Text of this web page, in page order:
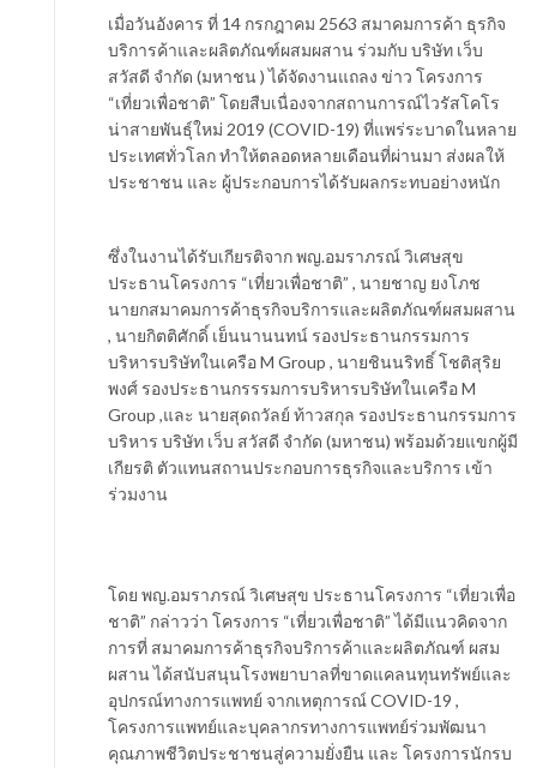
เมื่อวันอังคาร ที่ 14 กรกฎาคม 2563 สมาคมการค้า ธุรกิจ
บริการค้าและผลิตภัณฑ์ผสมผสาน ร่วมกับ บริษัท เว็บ
สวัสดี จำกัด (มหาชน ) ได้จัดงานแถลง ข่าว โครงการ
“เที่ยวเพื่อชาติ” โดยสืบเนื่องจากสถานการณ์ไวรัสโคโร
น่าสายพันธุ์ใหม่ 2019 (COVID-19) ที่แพร่ระบาดในหลาย
ประเทศทั่วโลก ทำให้ตลอดหลายเดือนที่ผ่านมา ส่งผลให้
ประชาชน และ ผู้ประกอบการได้รับผลกระทบอย่างหนัก
ซึ่งในงานได้รับเกียรติจาก พญ.อมราภรณ์ วิเศษสุข
ประธานโครงการ “เที่ยวเพื่อชาติ” , นายชาญ ยงโภช
นายกสมาคมการค้าธุรกิจบริการและผลิตภัณฑ์ผสมผสาน
, นายกิตติศักดิ์ เย็นนานนทน์ รองประธานกรรมการ
บริหารบริษัทในเครือ M Group , นายชินนริทธิ์ โชติสุริย
พงศ์ รองประธานกรรรมการบริหารบริษัทในเครือ M
Group ,และ นายสุดถวัลย์ ท้าวสกุล รองประธานกรรมการ
บริหาร บริษัท เว็บ สวัสดี จำกัด (มหาชน) พร้อมด้วยแขกผู้มี
เกียรติ ตัวแทนสถานประกอบการธุรกิจและบริการ เข้า
ร่วมงาน
โดย พญ.อมราภรณ์ วิเศษสุข ประธานโครงการ “เที่ยวเพื่อ
ชาติ” กล่าวว่า โครงการ “เที่ยวเพื่อชาติ” ได้มีแนวคิดจาก
การที่ สมาคมการค้าธุรกิจบริการค้าและผลิตภัณฑ์ ผสม
ผสาน ได้สนับสนุนโรงพยาบาลที่ขาดแคลนทุนทรัพย์และ
อุปกรณ์ทางการแพทย์ จากเหตุการณ์ COVID-19 ,
โครงการแพทย์และบุคลากรทางการแพทย์ร่วมพัฒนา
คุณภาพชีวิตประชาชนสู่ความยั่งยืน และ โครงการนักรบ